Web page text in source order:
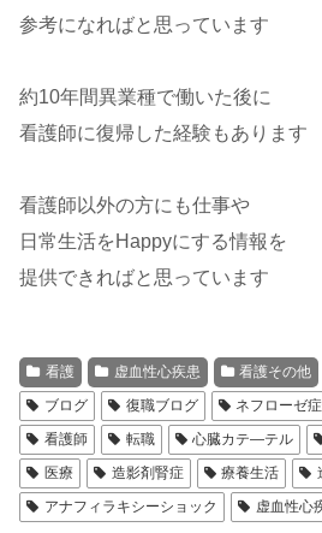
参考になればと思っています
約10年間異業種で働いた後に
看護師に復帰した経験もあります
看護師以外の方にも仕事や
日常生活をHappyにする情報を
提供できればと思っています
看護 虚血性心疾患 看護その他
ブログ
復職ブログ ネフローゼ
看護師
転職 心臓カテ―テル
医療
造影剤腎症 療養生活
アナフィラキシーショック
虚血性心